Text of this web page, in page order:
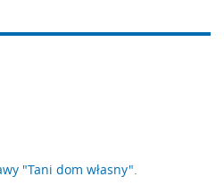
"Tani dom własny"